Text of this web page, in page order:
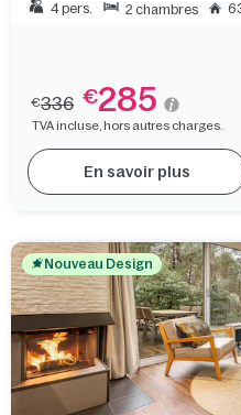
4 pers. 2 chambres
€336 €285
TVA incluse, hors autres charges.
En savoir plus
Nouveau Design